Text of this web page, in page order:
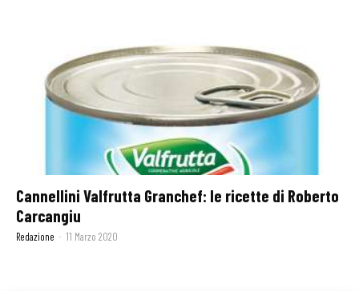
Cannellini Valfrutta Granchef: le ricette di Roberto
Carcangiu
Redazione - 11 Marzo 2020